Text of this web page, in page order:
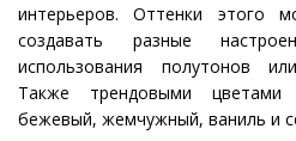
интерьеров. Оттенки этого
создавать разные
использования полутонов
Также трендовыми цветами
бежевый, жемчужный, ваниль и